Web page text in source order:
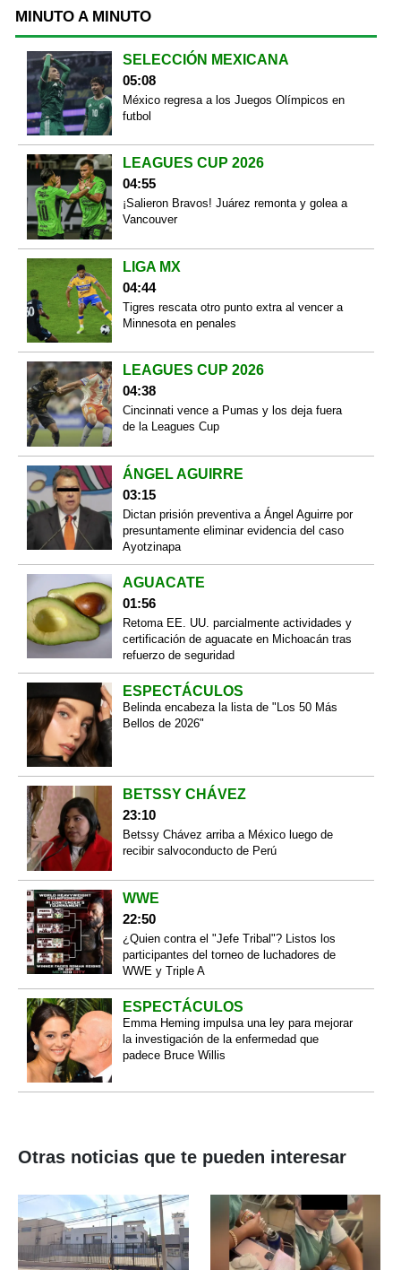
MINUTO A MINUTO
SELECCIÓN MEXICANA
05:08
México regresa a los Juegos Olímpicos en
futbol
LEAGUES CUP 2026
04:55
¡Salieron Bravos! Juárez remonta y golea a
Vancouver
LIGA MX
04:44
Tigres rescata otro punto extra al vencer a
Minnesota en penales
LEAGUES CUP 2026
04:38
Cincinnati vence a Pumas y los deja fuera
de la Leagues Cup
ÁNGEL AGUIRRE
03:15
Dictan prisión preventiva a Ángel Aguirre por
presuntamente eliminar evidencia del caso
Ayotzinapa
AGUACATE
01:56
Retoma EE. UU. parcialmente actividades y
certificación de aguacate en Michoacán tras
refuerzo de seguridad
ESPECTÁCULOS
Belinda encabeza la lista de "Los 50 Más
Bellos de 2026"
BETSSY CHÁVEZ
23:10
Betssy Chávez arriba a México luego de
recibir salvoconducto de Perú
WWE
22:50
¿Quien contra el "Jefe Tribal"? Listos los
participantes del torneo de luchadores de
WWE y Triple A
ESPECTÁCULOS
Emma Heming impulsa una ley para mejorar
la investigación de la enfermedad que
padece Bruce Willis
Otras noticias que te pueden interesar